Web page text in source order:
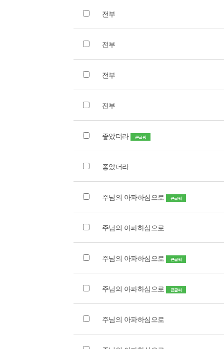
전부
전부
전부
전부
좋았더라 큰글씨
좋았더라
주님의 아파하심으로 큰글씨
주님의 아파하심으로
주님의 아파하심으로 큰글씨
주님의 아파하심으로 큰글씨
주님의 아파하심으로